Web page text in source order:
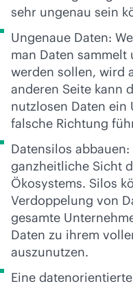
sehr ungenau sein
Ungenaue Daten:
man Daten
werden sollen, wird
anderen Seite kann
nutzlosen Daten ein
falsche Richtung
Datensilos
ganzheitliche Sicht
Ökosystems. Silos
Verdoppelung von
gesamte
Daten zu ihrem
auszunutzen.
Eine